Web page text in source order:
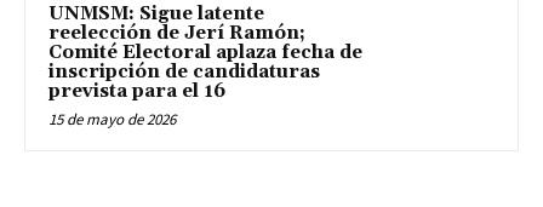
UNMSM: Sigue latente
reelección de Jerí Ramón;
Comité Electoral aplaza fecha de
inscripción de candidaturas
prevista para el 16
15 de mayo de 2026